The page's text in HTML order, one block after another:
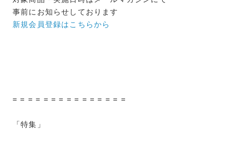
事前にお知らせしております
新規会員登録はこちらから
= = = = = = = = = = = = = = =
「特集」